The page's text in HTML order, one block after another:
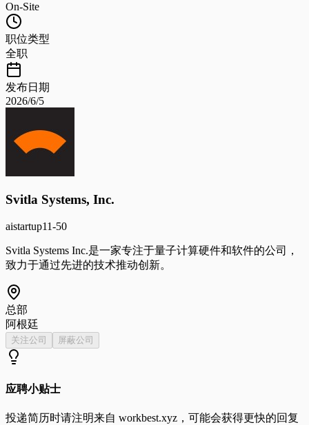
On-Site
职位类型
全职
发布日期
2026/6/5
Svitla Systems, Inc.
aistartup11-50
Svitla Systems Inc.是一家专注于量子计算硬件和软件的公司，
致力于通过先进的技术推动创新。
总部
阿根廷
关注公司 屏蔽公司
应聘小贴士
投递简历时请注明来自 workbest.xyz ，可能会获得更快的回复